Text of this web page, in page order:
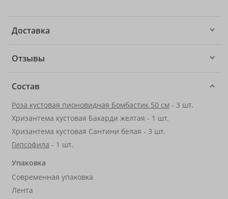
Доставка
Отзывы
Состав
Роза кустовая пионовидная Бомбастик 50 см - 3 шт.
Хризантема кустовая Бакарди желтая - 1 шт.
Хризантема кустовая Сантини белая - 3 шт.
Гипсофила - 1 шт.
Упаковка
Современная упаковка
Лента